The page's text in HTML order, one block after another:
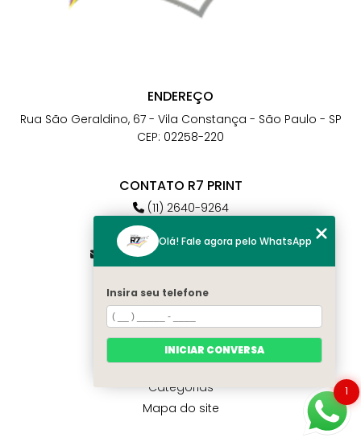
ENDEREÇO
Rua São Geraldino, 67 - Vila Constança - São Paulo - SP
CEP: 02258-220
CONTATO R7 PRINT
(11) 2640-9264
(11) 98784-6664
atendimento@r7print.com.br
MENU
Home
Quem somos
Contato
Categorias
Mapa do site
1
Olá! Fale agora pelo WhatsApp
Insira seu telefone
INICIAR CONVERSA